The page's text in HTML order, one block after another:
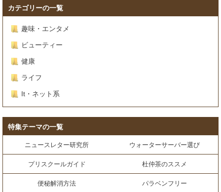
カテゴリーの一覧
趣味・エンタメ
ビューティー
健康
ライフ
It・ネット系
特集テーマの一覧
ニュースレター研究所 ウォーターサーバー選び
プリスクールガイド 杜仲茶のススメ
便秘解消方法 パラベンフリー